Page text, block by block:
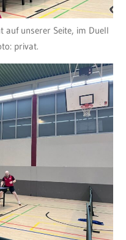
auf unserer Seite, im Duell
privat.